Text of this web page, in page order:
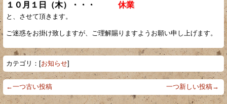
１０月１日（木）・・・
休業
と、させて頂きます。
ご迷惑をお掛け致しますが、ご理解賜りますようお願い申し上げます。
カテゴリ：[お知らせ]
←一つ古い投稿 一つ新しい投稿→